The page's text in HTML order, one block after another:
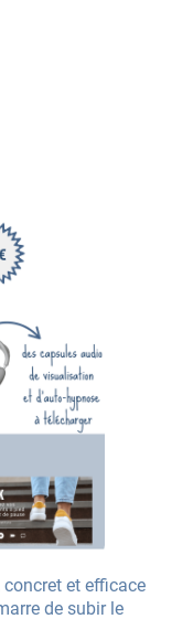
concret et efficace
de subir le